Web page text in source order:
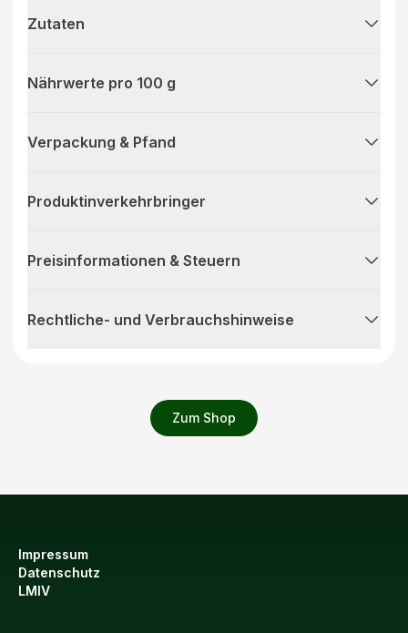
Zum Shop
Zutaten
Nährwerte pro 100 g
Verpackung & Pfand
Produktinverkehrbringer
Preisinformationen & Steuern
Rechtliche- und Verbrauchshinweise
Impressum
Datenschutz
LMIV